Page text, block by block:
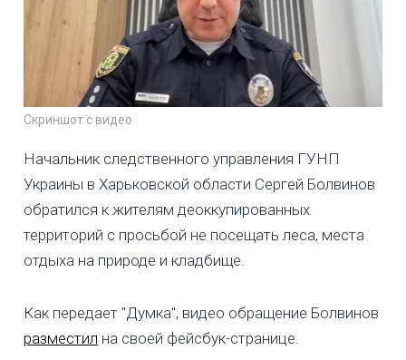
Скриншот с видео
Начальник следственного управления ГУНП
Украины в Харьковской области Сергей Болвинов
обратился к жителям деоккупированных
территорий с просьбой не посещать леса, места
отдыха на природе и кладбище.
Как передает "Думка", видео обращение Болвинов
разместил на своей фейсбук-странице.